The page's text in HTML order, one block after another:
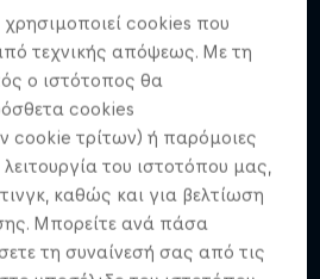
cookies που
τεχνικής απόψεως. Με τη
ο ιστότοπος θα
cookies
cookie τρίτων) ή παρόμοιες
του ιστοτόπου μας,
καθώς και για βελτίωση
Μπορείτε ανά πάσα
τη συναίνεσή σας από τις